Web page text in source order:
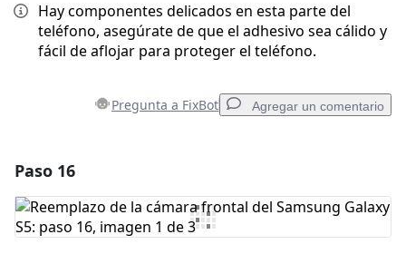
Hay componentes delicados en esta parte del
teléfono, asegúrate de que el adhesivo sea cálido y
fácil de aflojar para proteger el teléfono.
Pregunta a FixBot Agregar un comentario
Agregar Comentario
Paso 16